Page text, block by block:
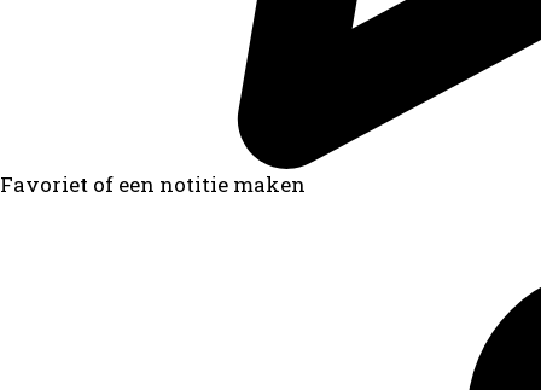
Favoriet of een notitie maken